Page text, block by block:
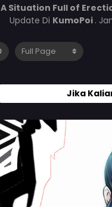
A Situation Full of
Update Di KumoPoi .
Jika